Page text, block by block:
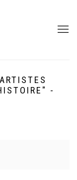
-